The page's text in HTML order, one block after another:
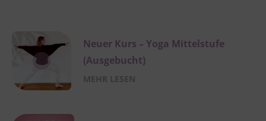
Neuer Kurs – Yoga Mittelstufe
(Ausgebucht)